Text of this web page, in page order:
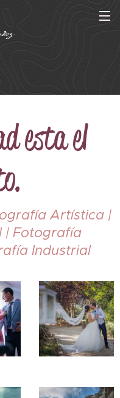
esta el
Artística |
| Fotografía
Industrial